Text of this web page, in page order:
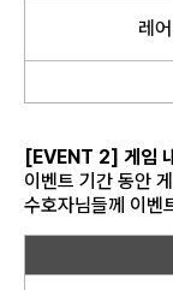
레
[EVENT 2] 게임
이벤트 기간 동안
수호자님들께 이벤